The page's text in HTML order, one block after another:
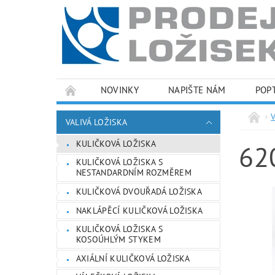
NOVINKY NAPIŠTE NÁM
PODMÍNKY OCHRANY OSOBNÍCH ÚDAJŮ
VALIVÁ LOŽISKA
KULIČKOVÁ LOŽISKA
KULIČKOVÁ LOŽISKA S
NESTANDARDNÍM ROZMĚREM
KULIČKOVÁ DVOUŘADÁ LOŽISKA
NAKLÁPĚCÍ KULIČKOVÁ LOŽISKA
KULIČKOVÁ LOŽISKA S
KOSOÚHLÝM STYKEM
AXIÁLNÍ KULIČKOVÁ LOŽISKA